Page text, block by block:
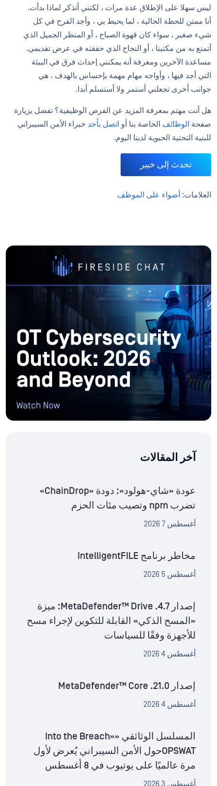
ليس سهلا على الإطلاق عدة مرات ، لكنني أتذكر لماذا بدأت.
أنا ممتن للحظة الحالية ، لما يحيط بي ، وأجد الفرح في كل
شيء صغير ، سواء كان قهوة الصباح ، أو المنظر الجميل الذي
أتمتع به من مكتبنا ، أو النجاح الذي حققته في عرض تقديمي.
مساعدة الآخرين ومعرفة أنه يمكنني إحداث فرق في البيئة
التي أجد فيها ، وأواجه مهام مهمة بإحساس بالهدف ، هي
جوانب أخرى تجعلني أستمر ولا أستسلم أبدا.
هل أنت مهتم بمعرفة المزيد عن الفرص الوظيفية؟ تفضل بزيارة
صفحة الوظائف الخاصة بنا أو اتصل بأحد خبراء الأمن السيبراني
للبنية التحتية الحيوية لدينا اليوم.
تحدث إلى خبير
العلامات: أضواء على الموظف
آخر المقالات
عودة «شاي-هولود»: دودة «ChainDrop»
تضرب npm وتصيب مئات الحزم
أغسطس 7 2026
مخاطر برنامج IntelligentFILE
أغسطس 5 2026
إصدار MetaDefender™ Drive .4.7: ميزة
«المسح الذكي» القابلة للتكوين لإجراء مسح
للأجهزة وفقًا للسياسات
أغسطس 4 2026
إصدار MetaDefender™ Core .21.0
أغسطس 4 2026
المسلسل الوثائقي «Into the Breach»
OPSWATحول الأمن السيبراني يُعرض لأول
مرة عالميًا على يوتيوب في 8 أغسطس
أغسطس 3 2026